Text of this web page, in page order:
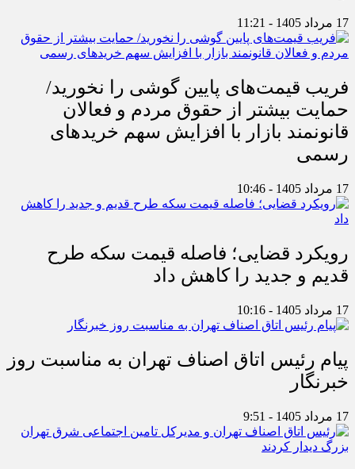
17 مرداد 1405 - 11:21
فریب قیمت‌های پایین گوشی را نخورید/
حمایت بیشتر از حقوق مردم و فعالان
قانونمند بازار با افزایش سهم خریدهای
رسمی
17 مرداد 1405 - 10:46
رویکرد قضایی؛ فاصله قیمت سکه طرح
قدیم و جدید را کاهش داد
17 مرداد 1405 - 10:16
پیام رئیس اتاق اصناف تهران به مناسبت روز
خبرنگار
17 مرداد 1405 - 9:51